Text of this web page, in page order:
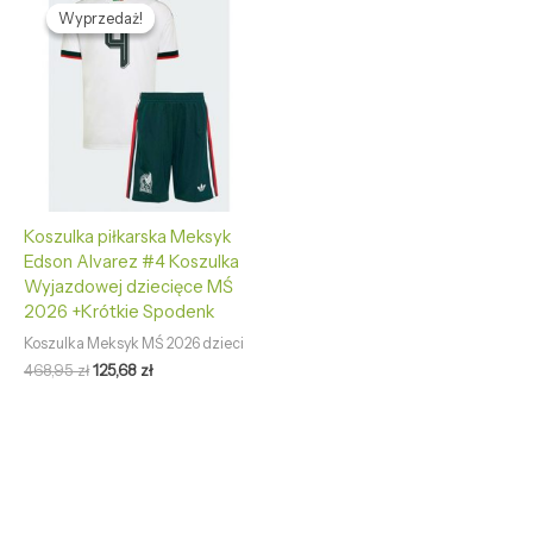
Wyprzedaż!
Wyprzedaż!
Koszulka piłkarska Meksyk
Edson Alvarez #4 Koszulka
Wyjazdowej dziecięce MŚ
2026 +Krótkie Spodenk
Koszulka Meksyk MŚ 2026 dzieci
468,95zł
cena
wynosiła:
468,95 zł.
125,68 zł
cena
wynosi:
125,68 zł.